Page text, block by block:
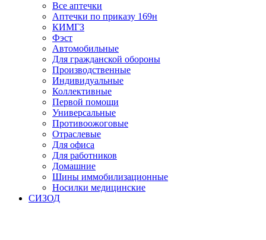
Все аптечки
Аптечки по приказу 169н
КИМГЗ
Фэст
Автомобильные
Для гражданской обороны
Производственные
Индивидуальные
Коллективные
Первой помощи
Универсальные
Противоожоговые
Отраслевые
Для офиса
Для работников
Домашние
Шины иммобилизационные
Носилки медицинские
СИЗОД